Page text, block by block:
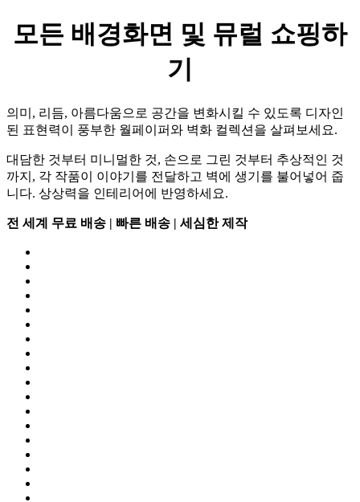
모든 배경화면 및 뮤럴 쇼핑하
기
의미, 리듬, 아름다움으로 공간을 변화시킬 수 있도록 디자인
된 표현력이 풍부한 월페이퍼와 벽화 컬렉션을 살펴보세요.
대담한 것부터 미니멀한 것, 손으로 그린 것부터 추상적인 것
까지, 각 작품이 이야기를 전달하고 벽에 생기를 불어넣어 줍
니다. 상상력을 인테리어에 반영하세요.
전 세계 무료 배송 | 빠른 배송 | 세심한 제작